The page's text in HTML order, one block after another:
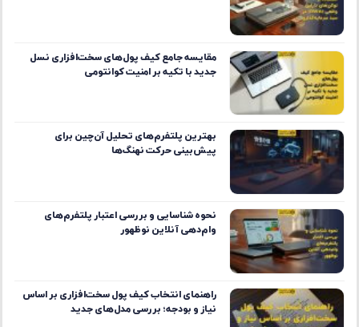
مقایسه جامع کیف پول‌های سخت‌افزاری نسل
جدید با تکیه بر امنیت کوانتومی
بهترین پلتفرم‌های تحلیل آن‌چین برای
پیش‌بینی حرکت نهنگ‌ها
نحوه شناسایی و بررسی اعتبار پلتفرم‌های
وام‌دهی آنلاین نوظهور
راهنمای انتخاب کیف پول سخت‌افزاری بر اساس
نیاز و بودجه؛ بررسی مدل‌های جدید